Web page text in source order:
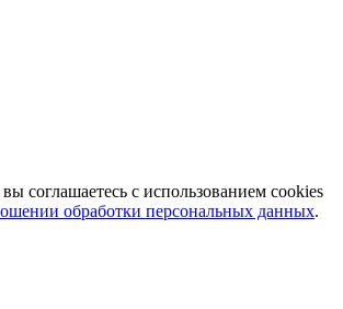
соглашаетесь с использованием cookies
обработки персональных данных.